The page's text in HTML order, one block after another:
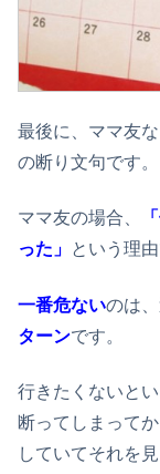
最後に、ママ友
の断り文句です。
ママ友の場合、
った」 という理
一番危ないのは
ターンです。
行きたくないと
断ってしまって
していてそれを